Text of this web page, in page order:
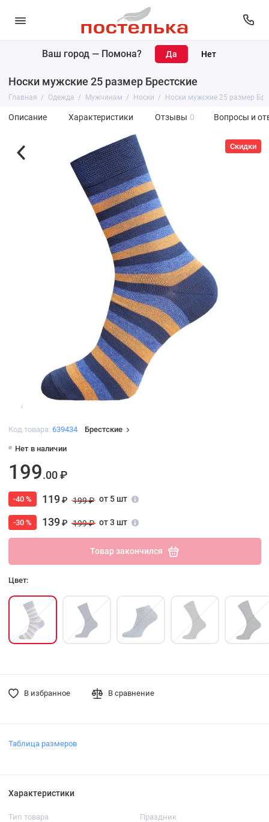
Ваш город — Помона?
Носки мужские 25 размер Брестские
Главная Одежда Мужчинам Носки Носки мужские 25 размер
Описание Характеристики Отзывы 0 Вопросы и
Скидки
Код товара: 639434 Брестские
Нет в наличии
199.00 ₽
-40 % 119₽ 199 ₽ от 5 шт
-30 % 139₽ 199 ₽ от 3 шт
Товар закончился
Цвет:
В избранное В сравнение
Таблица размеров
Характеристики
Тип товара Праздник